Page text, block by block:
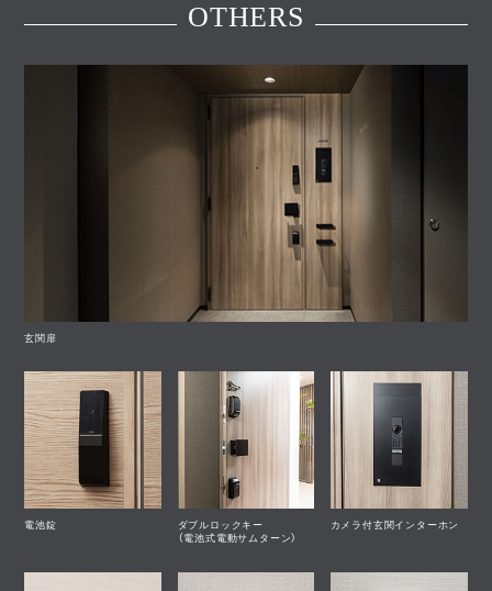
OTHERS
玄関扉
電池錠
ダブルロックキー
（電池式電動サムターン）
カメラ付玄関インターホン